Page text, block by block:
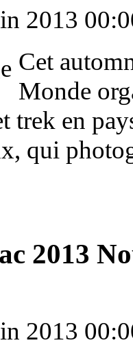
2013
Cet
Monde
trek en
qui
2013
2013